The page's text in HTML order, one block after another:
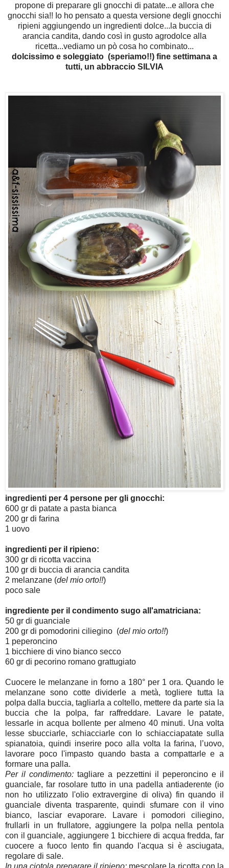
propone di preparare gli gnocchi di patate...e allora che
gnocchi sia!! Io ho pensato a questa versione degli gnocchi
ripieni aggiungendo un ingredienti dolce...la buccia di
arancia candita, dando così in gusto agrodolce alla
ricetta...vediamo un pò cosa ho combinato...
dolcissimo e soleggiato (speriamo!!) fine settimana a
tutti, un abbraccio SILVIA
ingredienti per 4 persone per gli gnocchi:
600 gr di patate a pasta bianca
200 gr di farina
1 uovo
ingredienti per il ripieno:
300 gr di ricotta vaccina
100 gr di buccia di arancia candita
2 melanzane (del mio orto!!)
poco sale
ingrediente per il condimento sugo all'amatriciana:
50 gr di guanciale
200 gr di pomodorini ciliegino (del mio orto!!)
1 peperoncino
1 bicchiere di vino bianco secco
60 gr di pecorino romano grattugiato
Cuocere le melanzane in forno a 180° per 1 ora. Quando le
melanzane sono cotte dividerle a metà, togliere tutta la
polpa dalla buccia, tagliarla a coltello, mettere da parte sia la
buccia che la polpa, far raffreddare. Lavare le patate,
lessarle in acqua bollente per almeno 40 minuti. Una volta
lesse sbucciarle, schiacciarle con lo schiacciapatate sulla
spianatoia, quindi inserire poco alla volta la farina, l’uovo,
lavorare poco l'impasto quando basta a compattarle e a
formare una palla.
Per il condimento:tagliare a pezzettini il peperoncino e il
guanciale, far rosolare tutto in una padella antiaderente (io
non ho utilizzato l'olio extravergine di oliva) fin quando il
guanciale diventa trasparente, quindi sfumare con il vino
bianco, lasciar evaporare. Lavare i pomodori ciliegino,
frullarli in un frullatore, aggiungere la polpa nella pentola
con il guanciale, aggiungere 1 bicchiere di acqua fredda, far
cuocere a fuoco lento fin quando l'acqua si è asciugata,
regolare di sale.
In una ciotola preparare il ripieno: mescolare la ricotta con la